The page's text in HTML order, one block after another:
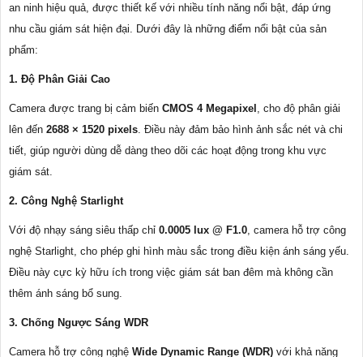
an ninh hiệu quả, được thiết kế với nhiều tính năng nổi bật, đáp ứng
nhu cầu giám sát hiện đại. Dưới đây là những điểm nổi bật của sản
phẩm:
1. Độ Phân Giải Cao
Camera được trang bị cảm biến CMOS 4 Megapixel
, cho độ phân giải
lên đến 2688 × 1520 pixels . Điều này đảm bảo hình ảnh sắc nét và chi
tiết, giúp người dùng dễ dàng theo dõi các hoạt động trong khu vực
giám sát.
2. Công Nghệ Starlight
Với độ nhạy sáng siêu thấp chỉ 0.0005 lux @ F1.0 , camera hỗ trợ công
nghệ Starlight, cho phép ghi hình màu sắc trong điều kiện ánh sáng yếu.
Điều này cực kỳ hữu ích trong việc giám sát ban đêm mà không cần
thêm ánh sáng bổ sung.
3. Chống Ngược Sáng WDR
Camera hỗ trợ công nghệ Wide Dynamic Range (WDR) với khả năng